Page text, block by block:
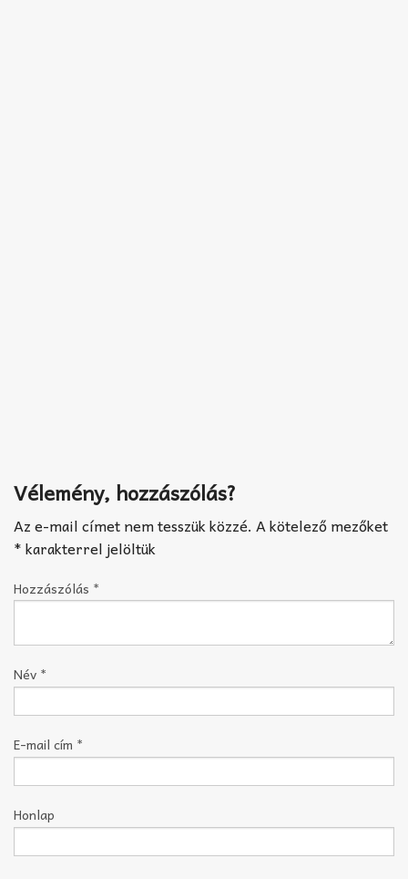
Vélemény, hozzászólás?
Az e-mail címet nem tesszük közzé. A kötelező mezőket
*karakterrel jelöltük
Hozzászólás *
Név *
E-mail cím *
Honlap